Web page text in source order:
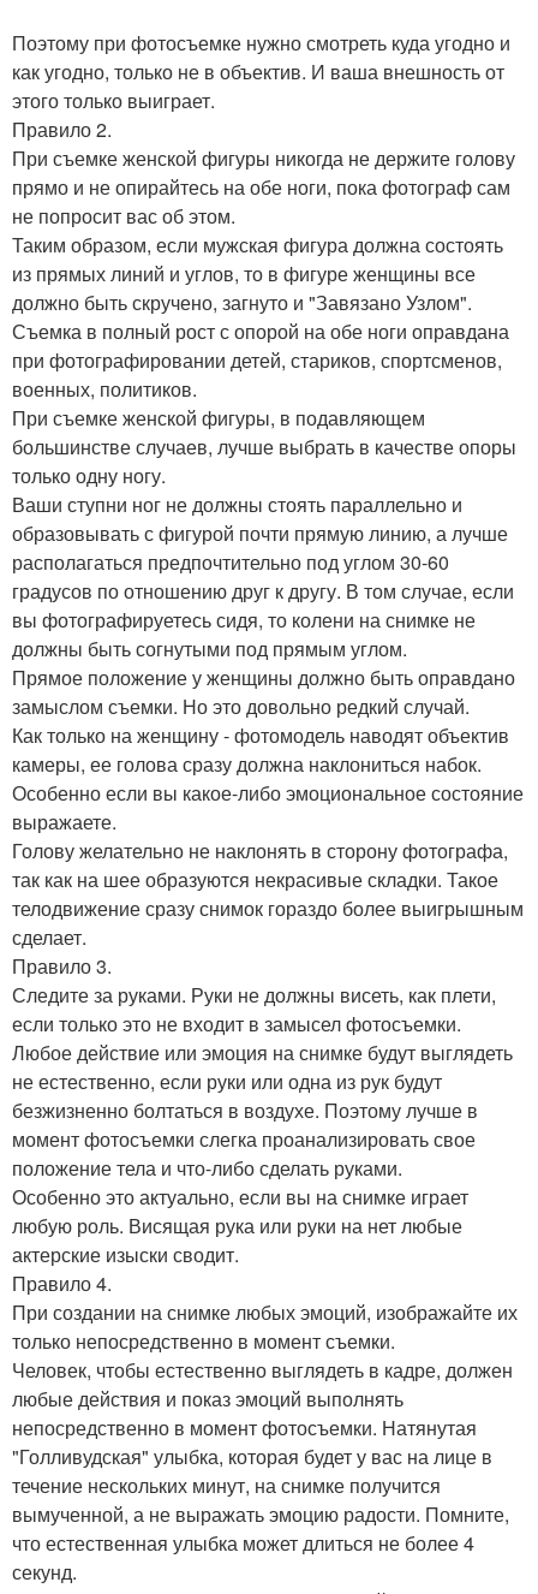
Поэтому при фотосъемке нужно смотреть куда угодно и
как угодно, только не в объектив. И ваша внешность от
этого только выиграет.
Правило 2.
При съемке женской фигуры никогда не держите голову
прямо и не опирайтесь на обе ноги, пока фотограф сам
не попросит вас об этом.
Таким образом, если мужская фигура должна состоять
из прямых линий и углов, то в фигуре женщины все
должно быть скручено, загнуто и "Завязано Узлом".
Съемка в полный рост с опорой на обе ноги оправдана
при фотографировании детей, стариков, спортсменов,
военных, политиков.
При съемке женской фигуры, в подавляющем
большинстве случаев, лучше выбрать в качестве опоры
только одну ногу.
Ваши ступни ног не должны стоять параллельно и
образовывать с фигурой почти прямую линию, а лучше
располагаться предпочтительно под углом 30-60
градусов по отношению друг к другу. В том случае, если
вы фотографируетесь сидя, то колени на снимке не
должны быть согнутыми под прямым углом.
Прямое положение у женщины должно быть оправдано
замыслом съемки. Но это довольно редкий случай.
Как только на женщину - фотомодель наводят объектив
камеры, ее голова сразу должна наклониться набок.
Особенно если вы какое-либо эмоциональное состояние
выражаете.
Голову желательно не наклонять в сторону фотографа,
так как на шее образуются некрасивые складки. Такое
телодвижение сразу снимок гораздо более выигрышным
сделает.
Правило 3.
Следите за руками. Руки не должны висеть, как плети,
если только это не входит в замысел фотосъемки.
Любое действие или эмоция на снимке будут выглядеть
не естественно, если руки или одна из рук будут
безжизненно болтаться в воздухе. Поэтому лучше в
момент фотосъемки слегка проанализировать свое
положение тела и что-либо сделать руками.
Особенно это актуально, если вы на снимке играет
любую роль. Висящая рука или руки на нет любые
актерские изыски сводит.
Правило 4.
При создании на снимке любых эмоций, изображайте их
только непосредственно в момент съемки.
Человек, чтобы естественно выглядеть в кадре, должен
любые действия и показ эмоций выполнять
непосредственно в момент фотосъемки. Натянутая
"Голливудская" улыбка, которая будет у вас на лице в
течение нескольких минут, на снимке получится
вымученной, а не выражать эмоцию радости. Помните,
что естественная улыбка может длиться не более 4
секунд.